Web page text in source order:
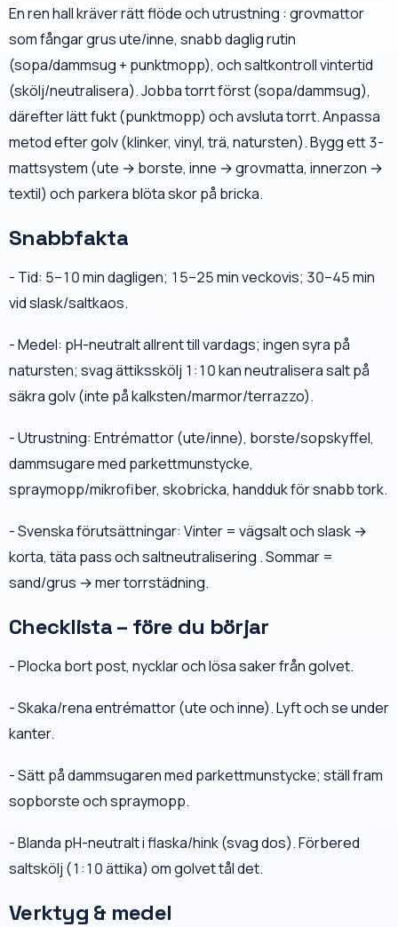
En ren hall kräver rätt flöde och utrustning : grovmattor
som fångar grus ute/inne, snabb daglig rutin
(sopa/dammsug + punktmopp), och saltkontroll vintertid
(skölj/neutralisera). Jobba torrt först (sopa/dammsug),
därefter lätt fukt (punktmopp) och avsluta torrt. Anpassa
metod efter golv (klinker, vinyl, trä, natursten). Bygg ett 3-
mattsystem (ute → borste, inne → grovmatta, innerzon →
textil) och parkera blöta skor på bricka.
Snabbfakta
- Tid: 5–10 min dagligen; 15–25 min veckovis; 30–45 min
vid slask/saltkaos.
- Medel: pH-neutralt allrent till vardags; ingen syra på
natursten; svag ättiksskölj 1:10 kan neutralisera salt på
säkra golv (inte på kalksten/marmor/terrazzo).
- Utrustning: Entrémattor (ute/inne), borste/sopskyffel,
dammsugare med parkettmunstycke,
spraymopp/mikrofiber, skobricka, handduk för snabb tork.
- Svenska förutsättningar: Vinter = vägsalt och slask →
korta, täta pass och saltneutralisering . Sommar =
sand/grus → mer torrstädning.
Checklista – före du börjar
- Plocka bort post, nycklar och lösa saker från golvet.
- Skaka/rena entrémattor (ute och inne). Lyft och se under
kanter.
- Sätt på dammsugaren med parkettmunstycke; ställ fram
sopborste och spraymopp.
- Blanda pH-neutralt i flaska/hink (svag dos). Förbered
saltskölj (1:10 ättika) om golvet tål det.
Verktyg & medel